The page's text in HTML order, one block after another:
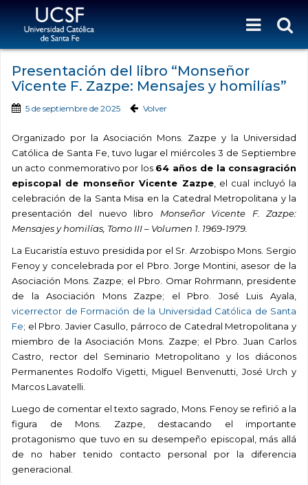
Presentación del libro “Monseñor
Vicente F. Zazpe: Mensajes y homilías”
5 de septiembre de 2025 Volver
Organizado por la Asociación Mons. Zazpe y la Universidad
Católica de Santa Fe, tuvo lugar el miércoles 3 de Septiembre
un acto conmemorativo por los 64 años de la consagración
episcopal de monseñor Vicente Zazpe, el cual incluyó la
celebración de la Santa Misa en la Catedral Metropolitana y la
presentación del nuevo libro Monseñor Vicente F. Zazpe:
Mensajes y homilías, Tomo III – Volumen 1. 1969-1979.
La Eucaristía estuvo presidida por el Sr. Arzobispo Mons. Sergio
Fenoy y concelebrada por el Pbro. Jorge Montini, asesor de la
Asociación Mons. Zazpe; el Pbro. Omar Rohrmann, presidente
de la Asociación Mons Zazpe; el Pbro. José Luis Ayala,
vicerrector de Formación de la Universidad Católica de Santa
Fe; el Pbro. Javier Casullo, párroco de Catedral Metropolitana y
miembro de la Asociación Mons. Zazpe; el Pbro. Juan Carlos
Castro, rector del Seminario Metropolitano y los diáconos
Permanentes Rodolfo Vigetti, Miguel Benvenutti, José Urch y
Marcos Lavatelli.
Luego de comentar el texto sagrado, Mons. Fenoy se refirió a la
figura de Mons. Zazpe, destacando el importante
protagonismo que tuvo en su desempeño episcopal, más allá
de no haber tenido contacto personal por la diferencia
generacional.